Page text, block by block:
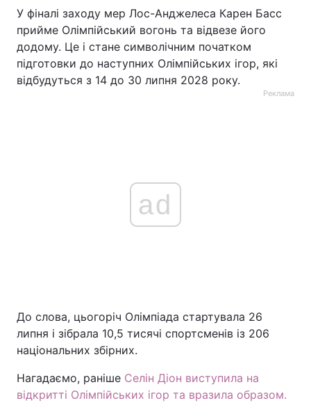
У фіналі заходу мер Лос-Анджелеса Карен Басс
прийме Олімпійський вогонь та відвезе його
додому. Це і стане символічним початком
підготовки до наступних Олімпійських ігор, які
відбудуться з 14 до 30 липня 2028 року.
Реклама
ad
До слова, цьогоріч Олімпіада стартувала 26
липня і зібрала 10,5 тисячі спортсменів із 206
національних збірних.
Нагадаємо, раніше Селін Діон виступила на
відкритті Олімпійських ігор та вразила образом.